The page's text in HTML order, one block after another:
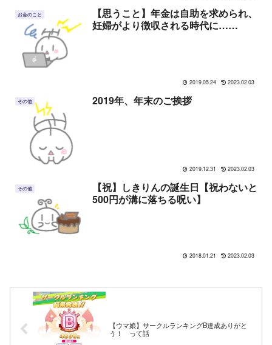
お金のこと
【思うこと】年金は自助を求められ、
妊婦がより徴収される時代に……
2019.05.24 2023.02.03
その他 2019年、年末のご挨拶
2019.12.31 2023.02.03
その他
【祝】しきりんの誕生日【祝わないと
500円が溝に落ちる呪い】
2018.01.21 2023.02.03
【ウマ娘】サークルランキングB達成ありがと
う！ って話